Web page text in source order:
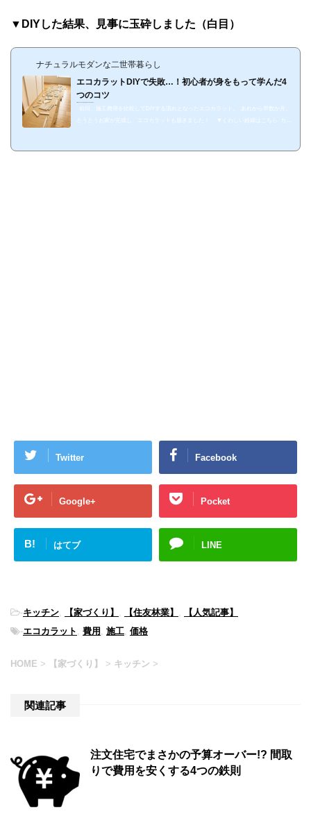
▼DIYした結果、見事に玉砕しました（白目）
ナチュラルモダンな二世帯暮らし
エコカラットDIYで失敗…！初心者が身をもって学んだ4
つのコツ
前回、施工費用を比較してDIYする流れとなったエコカラット。 あれから早数か月。
とうとうお家が完成し、エコカラットも届きました！ ▼くわしい経緯はこちら カッ
Twitter Facebook
Google+ Pocket
B! はてブ LINE
-キッチン, 【家づくり】 , 【住友林業】 ,
【人気記事】
-エコカラット , 費用 , 施工, 価格
HOME > 【家づくり】 > キッチン >
関連記事
注文住宅でまさかの予算オーバー!? 間取
りで費用を安くする4つの鉄則